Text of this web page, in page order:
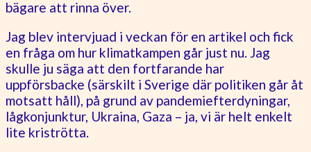
bägare att rinna över.
Jag blev intervjuad i veckan för en artikel och fick
en fråga om hur klimatkampen går just nu. Jag
skulle ju säga att den fortfarande har
uppförsbacke (särskilt i Sverige där politiken går åt
motsatt håll), på grund av pandemiefterdyningar,
lågkonjunktur, Ukraina, Gaza – ja, vi är helt enkelt
lite kriströtta.